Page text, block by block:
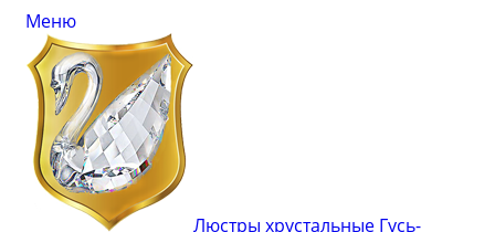
Меню
Люстры хрустальные Гусь-